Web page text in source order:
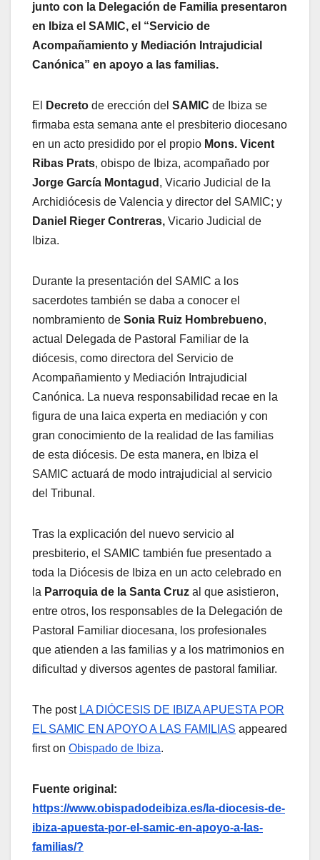
junto con la Delegación de Familia presentaron
en Ibiza el SAMIC, el “Servicio de
Acompañamiento y Mediación Intrajudicial
Canónica” en apoyo a las familias.
El Decreto de erección del SAMIC de Ibiza se
firmaba esta semana ante el presbiterio diocesano
en un acto presidido por el propio Mons. Vicent
Ribas Prats, obispo de Ibiza, acompañado por
Jorge García Montagud , Vicario Judicial de la
Archidiócesis de Valencia y director del SAMIC; y
Daniel Rieger Contreras, Vicario Judicial de
Ibiza.
Durante la presentación del SAMIC a los
sacerdotes también se daba a conocer el
nombramiento de Sonia Ruiz Hombrebueno,
actual Delegada de Pastoral Familiar de la
diócesis, como directora del Servicio de
Acompañamiento y Mediación Intrajudicial
Canónica. La nueva responsabilidad recae en la
figura de una laica experta en mediación y con
gran conocimiento de la realidad de las familias
de esta diócesis. De esta manera, en Ibiza el
SAMIC actuará de modo intrajudicial al servicio
del Tribunal.
Tras la explicación del nuevo servicio al
presbiterio, el SAMIC también fue presentado a
toda la Diócesis de Ibiza en un acto celebrado en
la Parroquia de la Santa Cruz al que asistieron,
entre otros, los responsables de la Delegación de
Pastoral Familiar diocesana, los profesionales
que atienden a las familias y a los matrimonios en
dificultad y diversos agentes de pastoral familiar.
The post LA DIÓCESIS DE IBIZA APUESTA POR
EL SAMIC EN APOYO A LAS FAMILIAS appeared
first on Obispado de Ibiza.
Fuente original:
https://www.obispadodeibiza.es/la-diocesis-de-
ibiza-apuesta-por-el-samic-en-apoyo-a-las-
familias/?